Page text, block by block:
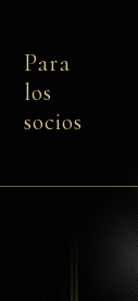
Para
los
socios